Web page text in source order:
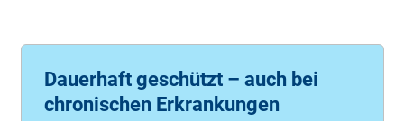
Dauerhaft geschützt – auch bei
chronischen Erkrankungen